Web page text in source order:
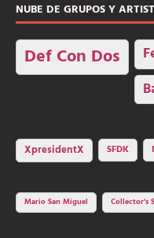
NUBE DE GRUPOS Y
Def Con Dos
XpresidentX SFDK
Mario San Miguel
Collector's